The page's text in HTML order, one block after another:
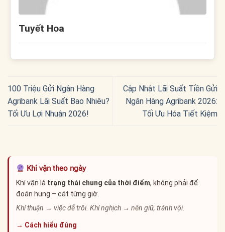
Tuyết Hoa
100 Triệu Gửi Ngân Hàng
Agribank Lãi Suất Bao Nhiêu?
Tối Ưu Lợi Nhuận 2026!
Cập Nhật Lãi Suất Tiền Gửi
Ngân Hàng Agribank 2026:
Tối Ưu Hóa Tiết Kiệm
Khí vận theo ngày
Khí vận là trạng thái chung của thời điểm, không phải để
đoán hung – cát từng giờ.
Khí thuận → việc dễ trôi. Khí nghịch → nên giữ, tránh vội.
→ Cách hiểu đúng